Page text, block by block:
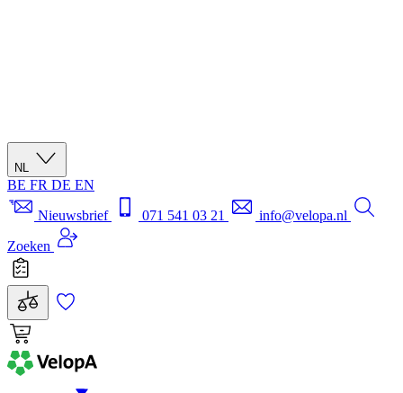
NL
BE FR DE EN
Nieuwsbrief
071 541 03 21
info@velopa.nl
Zoeken